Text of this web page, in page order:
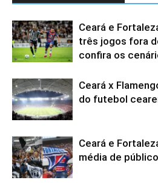
Ceará e
três jogos fora
confira os
Ceará x
do futebol
Ceará e
média de